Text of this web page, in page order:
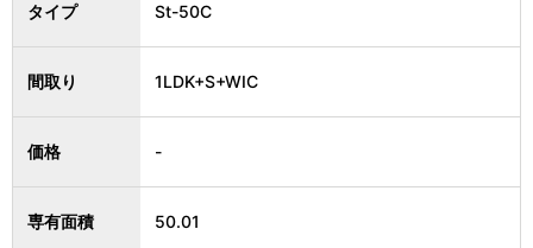
タイプ St-50C
間取り 1LDK+S+WIC
価格 -
専有面積 50.01